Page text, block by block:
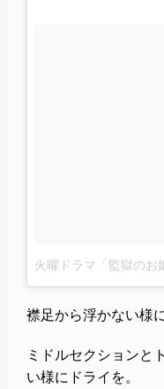
火曜ドラマ「監獄の
襟足から浮かない様
ミドルセクションと
い様にドライを。